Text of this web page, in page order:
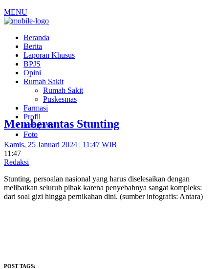
MENU
Beranda
Berita
Laporan Khusus
BPJS
Opini
Rumah Sakit
Rumah Sakit
Puskesmas
Farmasi
Profil
Infografis
Foto
Memberantas Stunting
Kamis, 25 Januari 2024 | 11:47 WIB
11:47
Redaksi
Stunting, persoalan nasional yang harus diselesaikan dengan
melibatkan seluruh pihak karena penyebabnya sangat kompleks:
dari soal gizi hingga pernikahan dini. (sumber infografis: Antara)
POST TAGS: